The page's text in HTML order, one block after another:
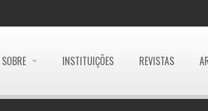
SOBRE INSTITUIÇÕES REVISTAS